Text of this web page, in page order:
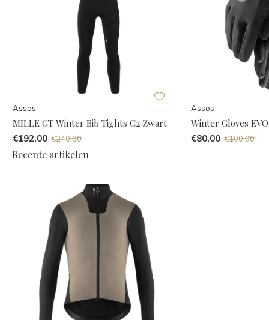
Assos
MILLE GT Winter Bib Tights C2 Zwart
€192,00 €240,00
Assos
Winter Gloves
€80,00 €100,00
Recente artikelen